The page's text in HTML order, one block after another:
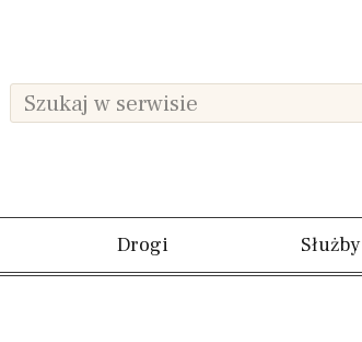
Drogi Służby